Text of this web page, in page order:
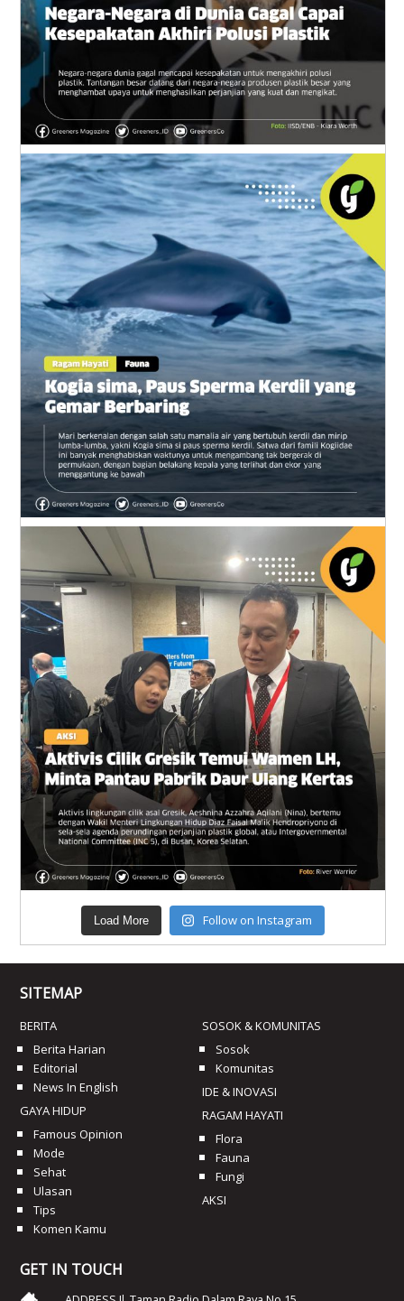
Load More Follow on Instagram
SITEMAP
BERITA
Berita Harian
Editorial
News In English
GAYA HIDUP
Famous Opinion
Mode
Sehat
Ulasan
Tips
Komen Kamu
SOSOK & KOMUNITAS
Sosok
Komunitas
IDE & INOVASI
RAGAM HAYATI
Flora
Fauna
Fungi
AKSI
GET IN TOUCH